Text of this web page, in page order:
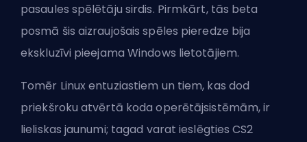
pasaules spēlētāju sirdis. Pirmkārt, tās beta
posmā šis aizraujošais spēles pieredze bija
ekskluzīvi pieejama Windows lietotājiem.
Tomēr Linux entuziastiem un tiem, kas dod
priekšroku atvērtā koda operētājsistēmām, ir
lieliskas jaunumi; tagad varat ieslēgties CS2